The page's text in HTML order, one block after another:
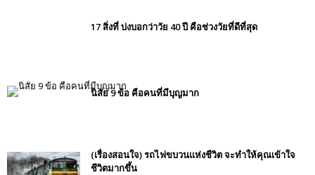
17 สิ่งที่ บ่งบอกว่าวัย 40 ปี คือช่วงวัยที่ดีที่สุด
นิสัย 9 ข้อ คือคนที่มีบุญมาก
(เรื่องสอนใจ) รถไฟขบวนแห่งชีวิต จะทำให้คุณเข้าใจ
ชีวิตมากขึ้น